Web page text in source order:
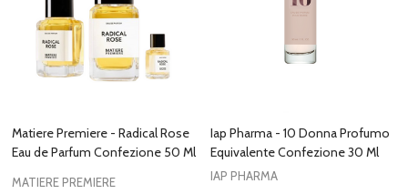
Matiere Premiere - Radical Rose
Eau de Parfum Confezione 50 Ml
MATIERE PREMIERE
Iap Pharma - 10 Donna Profumo
Equivalente Confezione 30 Ml
IAP PHARMA